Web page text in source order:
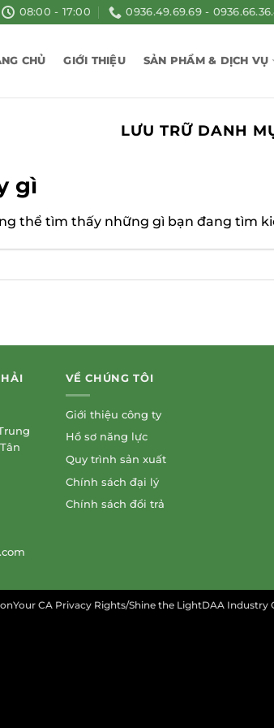
08:00 - 17:00 0936.49.69.69 -
CHỦ GIỚI THIỆU SẢN PHẨM & DỊCH VỤ
LƯU TRỮ DANH
gì
thể tìm thấy những gì bạn đang tìm
HẢI
VỀ CHÚNG TÔI
Giới thiệu công ty
Hồ sơ năng lực
Quy trình sản xuất
Chính sách đại lý
Chính sách đổi trả
CA Privacy Rights/Shine the LightDAA Industry